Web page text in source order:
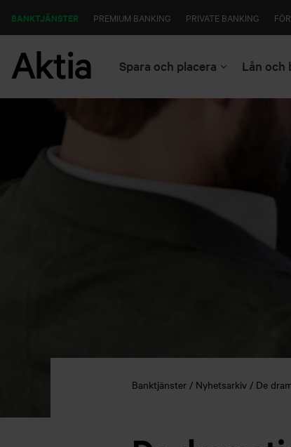
BANKTJÄNSTER PREMIUM BANKING PRIVATE BANKING
Spara och placera Lån och
Banktjänster Nyhetsarkiv De